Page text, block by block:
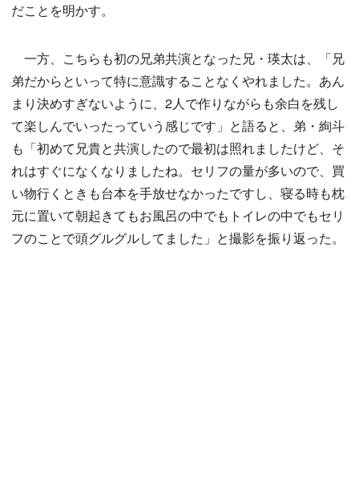
だことを明かす。
一方、こちらも初の兄弟共演となった兄・瑛太は、「兄
弟だからといって特に意識することなくやれました。あん
まり決めすぎないように、2人で作りながらも余白を残し
て楽しんでいったっていう感じです」と語ると、弟・絢斗
も「初めて兄貴と共演したので最初は照れましたけど、そ
れはすぐになくなりましたね。セリフの量が多いので、買
い物行くときも台本を手放せなかったですし、寝る時も枕
元に置いて朝起きてもお風呂の中でもトイレの中でもセリ
フのことで頭グルグルしてました」と撮影を振り返った。